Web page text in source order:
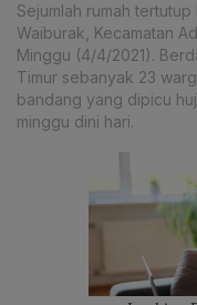
Sejumlah rumah
Waiburak, Kecamatan
Minggu (4/4/2021).
Timur sebanyak 23
bandang yang dipicu
minggu dini hari.